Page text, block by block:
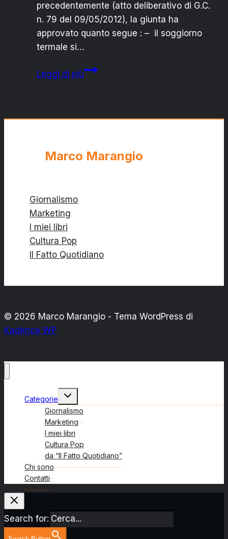
precedentemente (atto deliberativo di G.C.
n. 79 del 09/05/2012), la giunta ha
approvato quanto segue : – il soggiorno
termale si…
Leggi di piùCOMUNE
SOGGIORNO
Marco Marangio
Giornalismo
Marketing
I miei libri
Cultura Pop
Il Fatto Quotidiano
© 2026 Marco Marangio - Tema WordPress di
Kadence WP
Categorie
Alterna
figlio
Giornalismo
Marketing
I miei libri
Cultura Pop
da “Il Fatto Quotidiano”
Chi sono
Contatti
Search for: